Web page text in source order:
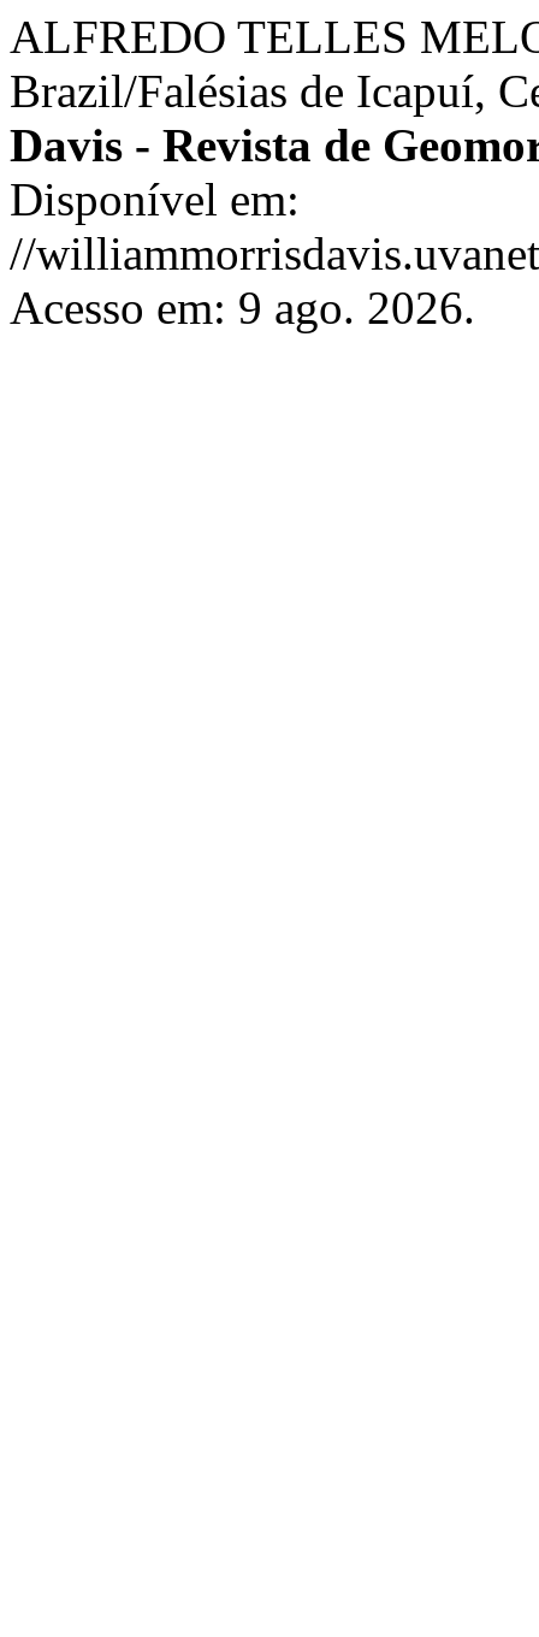
ALFREDO TELLES
Brazil/Falésias de Icapuí­,
Davis - Revista de
Disponível em:
//
Acesso em: 9 ago. 2026.